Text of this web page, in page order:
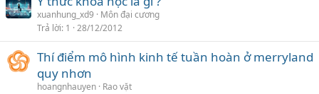
xuanhung_xd9
Môn đại cương
Trả lời 1 28/12/2012
Thí điểm mô hình kinh tế tuần hoàn ở merryland
quy nhơn
hoangnhauyen Rao vặt